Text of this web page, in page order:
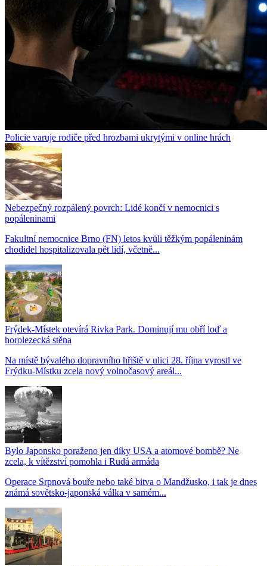
Policie varuje rodiče před hrozbami ukrytými v online hrách
Nebezpečný rozpálený povrch: Lidé končí v nemocnici s
popáleninami
Fakultní nemocnice Brno (FN) letos kvůli těžkým popáleninám
chodidel hospitalizovala pět lidí, včetně...
Frýdek-Místek otevírá Rivka Park. Dominují mu obří loď a
horolezecká stěna
Na místě bývalého dopravního hřiště v ulici 28. října vyrostl ve
Frýdku-Místku zcela nový volnočasový areál...
Bylo Japonsko poraženo jen díky USA a atomové bombě? Ne
zcela, k vítězství pomohla i Rudá armáda
Operace Srpnová bouře nebo také bitva o Mandžusko, i tak je dnes
známá sovětsko-japonská válka v samém...